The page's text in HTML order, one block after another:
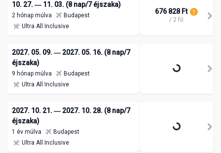
10. 27. ― 11. 03. (8 nap/7 éjszaka)
2 hónap múlva
Budapest
Ultra All Inclusive
676 828 Ft
/ 2 fő
2027. 05. 09. ― 2027. 05. 16. (8 nap/7
éjszaka)
9 hónap múlva
Budapest
Ultra All Inclusive
2027. 10. 21. ― 2027. 10. 28. (8 nap/7
éjszaka)
1 év múlva
Budapest
Ultra All Inclusive